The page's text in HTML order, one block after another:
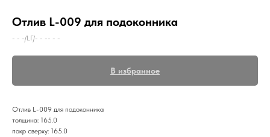
Отлив L-009 для подоконника
- - -/LГ/- - -- - -
В избранное
Отлив L-009 для подоконника
толщина: 165.0
покр сверху: 165.0